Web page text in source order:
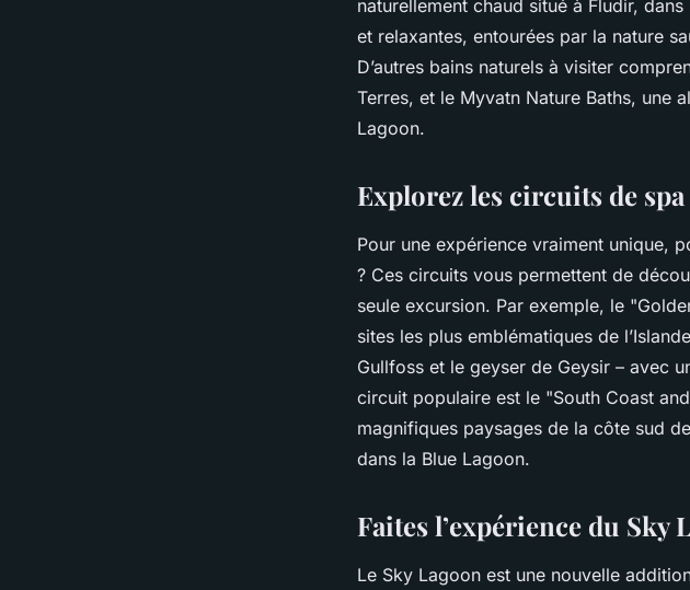
naturellement chaud situé à Fludir,
et relaxantes, entourées par la nature
D’autres bains naturels à visiter
Terres, et le Myvatn Nature Baths, une
Lagoon.
Explorez les circuits de
Pour une expérience vraiment unique,
? Ces circuits vous permettent de
seule excursion. Par exemple, le
sites les plus emblématiques de
Gullfoss et le geyser de Geysir – avec
circuit populaire est le "South Coast
magnifiques paysages de la côte sud
dans la Blue Lagoon.
Faites l’expérience du Sky
Le Sky Lagoon est une nouvelle